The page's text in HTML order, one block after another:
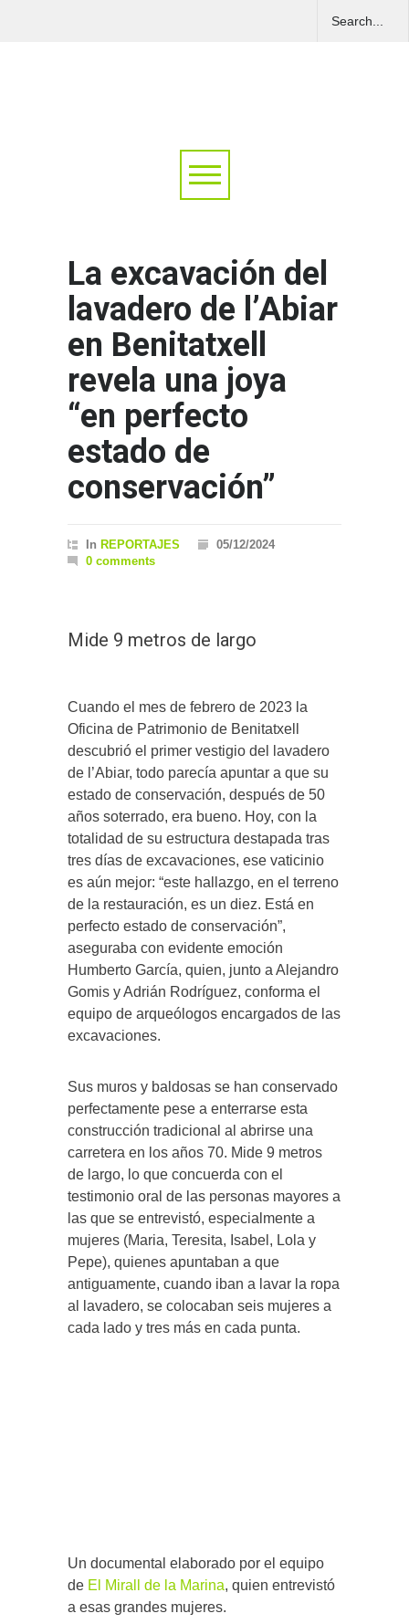
La excavación del
lavadero de l’Abiar
en Benitatxell
revela una joya
“en perfecto
estado de
conservación”
In REPORTAJES
05/12/2024
0 comments
Mide 9 metros de largo
Cuando el mes de febrero de 2023 la
Oficina de Patrimonio de Benitatxell
descubrió el primer vestigio del lavadero
de l’Abiar, todo parecía apuntar a que su
estado de conservación, después de 50
años soterrado, era bueno. Hoy, con la
totalidad de su estructura destapada tras
tres días de excavaciones, ese vaticinio
es aún mejor: “este hallazgo, en el terreno
de la restauración, es un diez. Está en
perfecto estado de conservación”,
aseguraba con evidente emoción
Humberto García, quien, junto a Alejandro
Gomis y Adrián Rodríguez, conforma el
equipo de arqueólogos encargados de las
excavaciones.
Sus muros y baldosas se han conservado
perfectamente pese a enterrarse esta
construcción tradicional al abrirse una
carretera en los años 70. Mide 9 metros
de largo, lo que concuerda con el
testimonio oral de las personas mayores a
las que se entrevistó, especialmente a
mujeres (Maria, Teresita, Isabel, Lola y
Pepe), quienes apuntaban a que
antiguamente, cuando iban a lavar la ropa
al lavadero, se colocaban seis mujeres a
cada lado y tres más en cada punta.
Un documental elaborado por el equipo
de El Mirall de la Marina, quien entrevistó
a esas grandes mujeres.